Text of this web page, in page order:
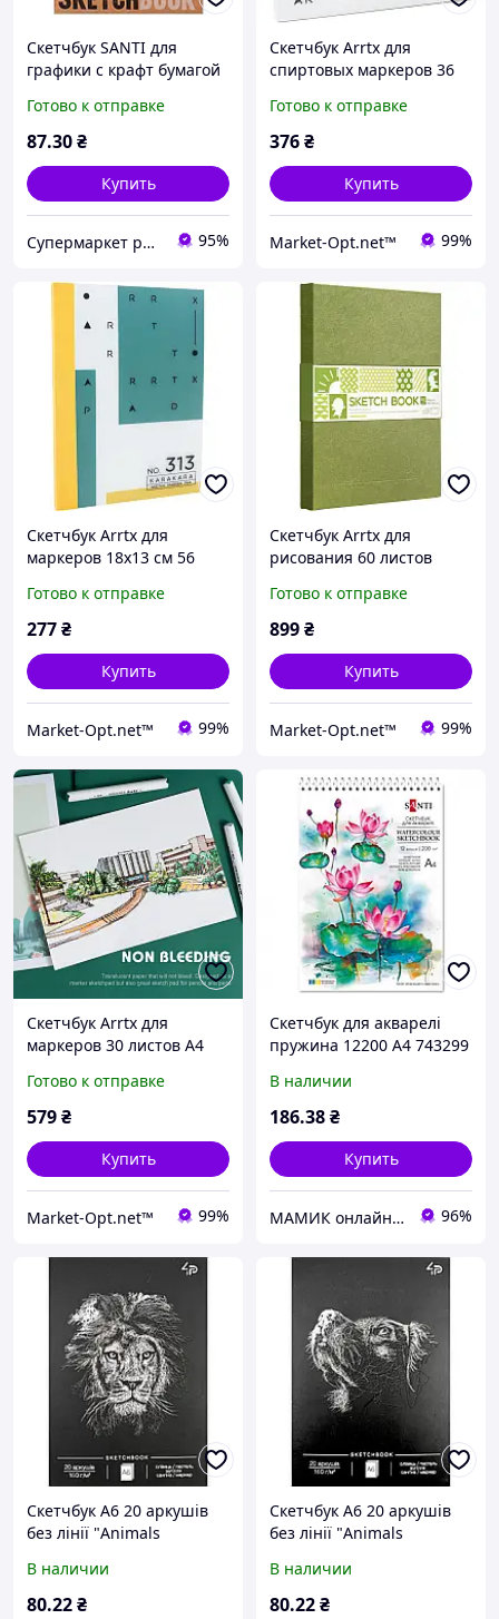
Скетчбук SANTI для
графики с крафт бумагой
80г/м2 (743247)
Готово к отправке
87.30₴
Купить
Супермаркет рюкзаков "Rukzak-market" 95%
Скетчбук Arrtx для
спиртовых маркеров 36
Готово к отправке
376₴
Купить
Market-Opt.net™ 99%
Скетчбук Arrtx для
маркеров 18x13 см 56
Готово к отправке
277₴
Купить
Market-Opt.net™ 99%
Скетчбук Arrtx для
рисования 60 листов
Готово к отправке
899₴
Купить
Market-Opt.net™ 99%
Скетчбук Arrtx для
маркеров 30 листов A4
Готово к отправке
579₴
Купить
Market-Opt.net™ 99%
Скетчбук для акварелі
пружина 12200 А4 743299
В наличии
186.38₴
Купить
МАМИК онлайн супермаркет 96%
Скетчбук A6 20 аркушів
без лінії "Animals
40425/Profiplan
В наличии
80.22₴
Скетчбук A6 20 аркушів
без лінії "Animals
87034/Profiplan
В наличии
80.22₴